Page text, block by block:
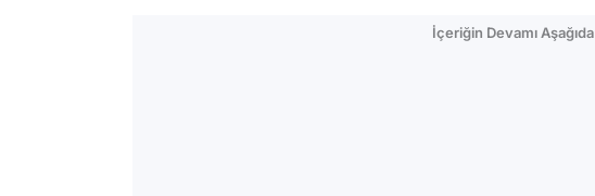
İçeriğin Devamı Aşağıda